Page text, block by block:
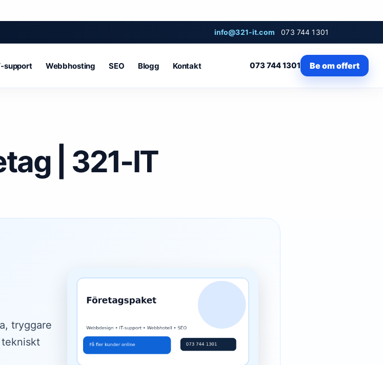
info@321-it.com 073 744 1301
Webbhosting SEO Blogg Kontakt 073 744 1301 Be om offert
| 321-IT
tryggare